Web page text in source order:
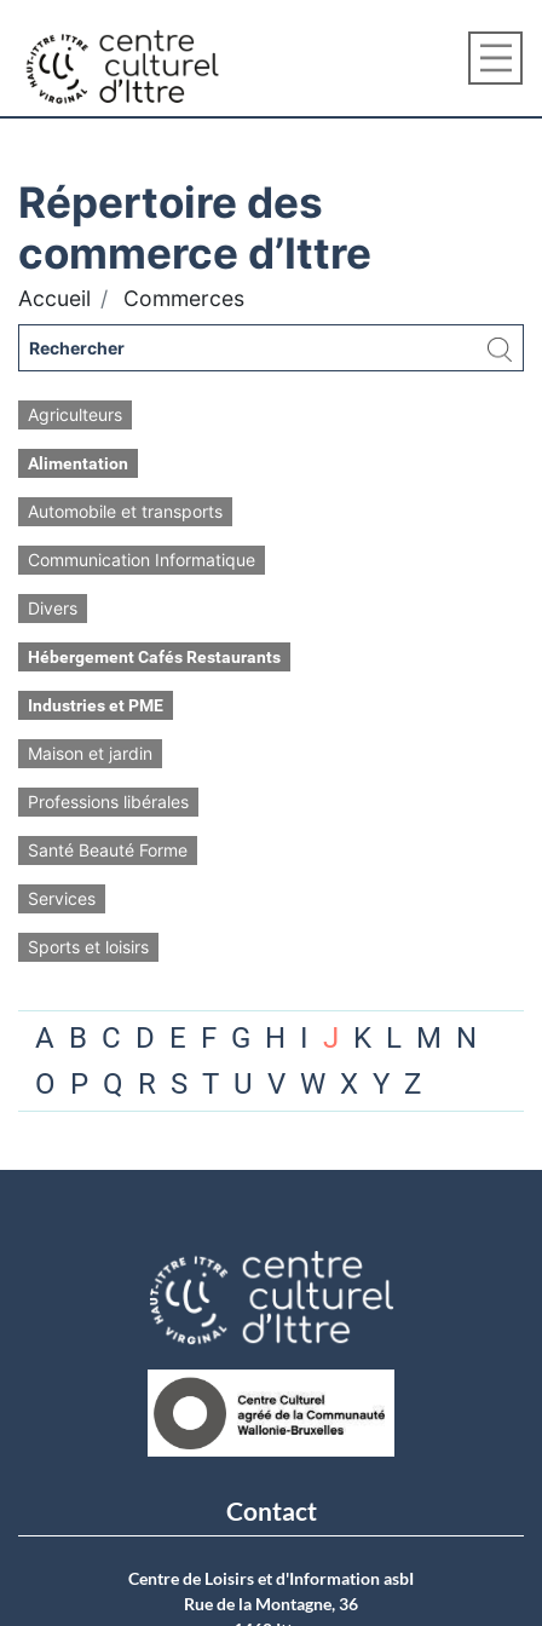
Répertoire des
commerce d’Ittre
Accueil Commerces
Agriculteurs
Alimentation
Automobile et transports
Communication Informatique
Divers
Hébergement Cafés Restaurants
Industries et PME
Maison et jardin
Professions libérales
Santé Beauté Forme
Services
Sports et loisirs
A B C D E F G H I J K L M N
O P Q R S T U V W X Y Z
Contact
Centre de Loisirs et d'Information asbI
Rue de la Montagne, 36